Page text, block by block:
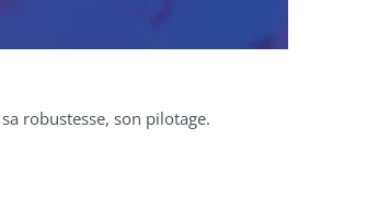
robustesse, son pilotage.